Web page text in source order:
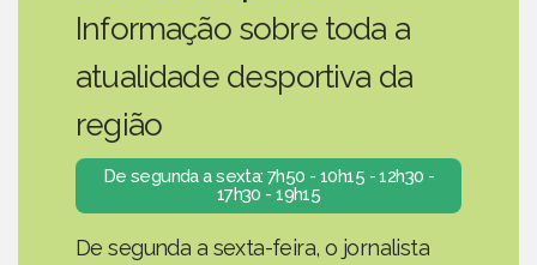
Informação sobre toda a
atualidade desportiva da
região
De segunda a sexta: 7h50 - 10h15 - 12h30 -
17h30 - 19h15
De segunda a sexta-feira, o jornalista